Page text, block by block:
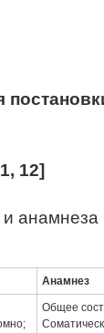
12]
анамнеза
Анамнез
Общее